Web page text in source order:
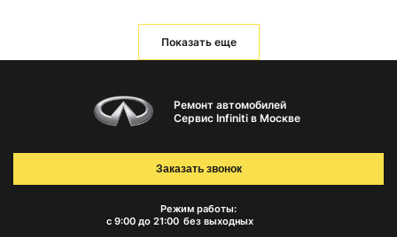
Показать еще
Ремонт автомобилей
Сервис Infiniti в Москве
Режим работы:
с 9:00 до 21:00 без выходных
Заказать звонок